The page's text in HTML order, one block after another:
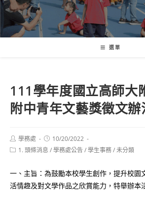
選單
111學年度國立高師大
附中青年文藝獎徵文辦
Post
author:
學務處
Post
published:
10/20/2022
Post1. 頭條消息 /學務處公告/學生事務/未分類
一、主旨：為鼓勵本校學生創作，提升校園
活情趣及對文學作品之欣賞能力，特舉辦本